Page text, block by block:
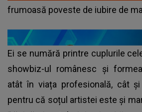
frumoasă poveste de iubire de
Ei se numără printre cuplurile
showbiz-ul românesc și
atât în viața profesională, cât
pentru că soțul artistei este și